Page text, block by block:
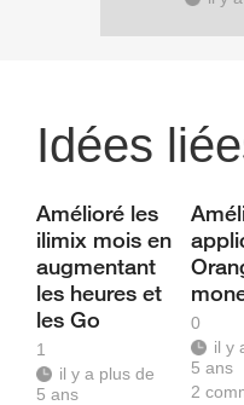
Idées
Amélioré les
ilimix mois en
augmentant
les heures et
les Go
1
il y a plus de
5 ans
0
il y
5 ans
2